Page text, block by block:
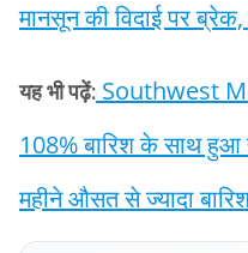
मानसून की विदाई पर
यह भी पढ़ें: Southwest
108% बारिश के साथ हुआ
महीने औसत से ज्यादा